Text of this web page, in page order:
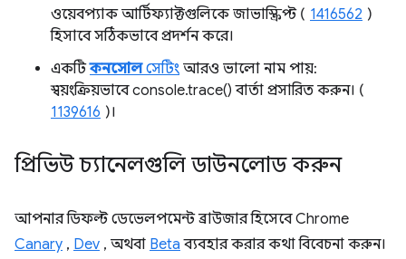
ওয়েবপ্যাক আর্টিফ্যাক্টগুলিকে জাভাস্ক্রিপ্ট ( 1416562 )
হিসাবে সঠিকভাবে প্রদর্শন করে।
একটিকনসোলসেটিং আরও ভালো নাম পায়:
স্বয়ংক্রিয়ভাবে console.trace() বার্তা প্রসারিত করুন। (
1139616 )।
প্রিভিউ চ্যানেলগুলি ডাউনলোড করুন
আপনার ডিফল্ট ডেভেলপমেন্ট ব্রাউজার হিসেবে Chrome
Canary , Dev , অথবা Beta ব্যবহার করার কথা বিবেচনা করুন।